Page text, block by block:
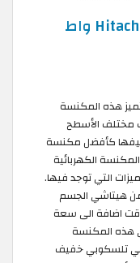
هذه المكنسة
مختلف الأسطح
كأفضل مكنسة
الكهربائية
التي توجد فيها.
من هيتاشي الجسم
اضافة الى سعة
تأتي هذه المكنسة
تلسكوبي خفيف